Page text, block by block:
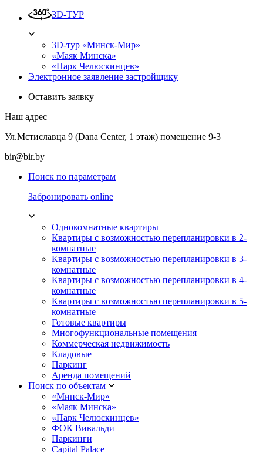
3D-ТУР
3D-тур «Минск-Мир»
«Маяк Минска»
«Парк Челюскинцев»
Электронное заявление застройщику
Оставить заявку
Наш адрес
Ул.Мстиславца 9 (Dana Center, 1 этаж) помещение 9-3
bir@bir.by
Поиск по параметрам
Забронировать online
Однокомнатные квартиры
Квартиры с возможностью перепланировки в 2-
комнатные
Квартиры с возможностью перепланировки в 3-
комнатные
Квартиры с возможностью перепланировки в 4-
комнатные
Квартиры с возможностью перепланировки в 5-
комнатные
Готовые квартиры
Многофункциональные помещения
Коммерческая недвижимость
Кладовые
Паркинг
Аренда помещений
Поиск по объектам
«Минск-Мир»
«Маяк Минска»
«Парк Челюскинцев»
ФОК Вивальди
Паркинги
Capital Palace